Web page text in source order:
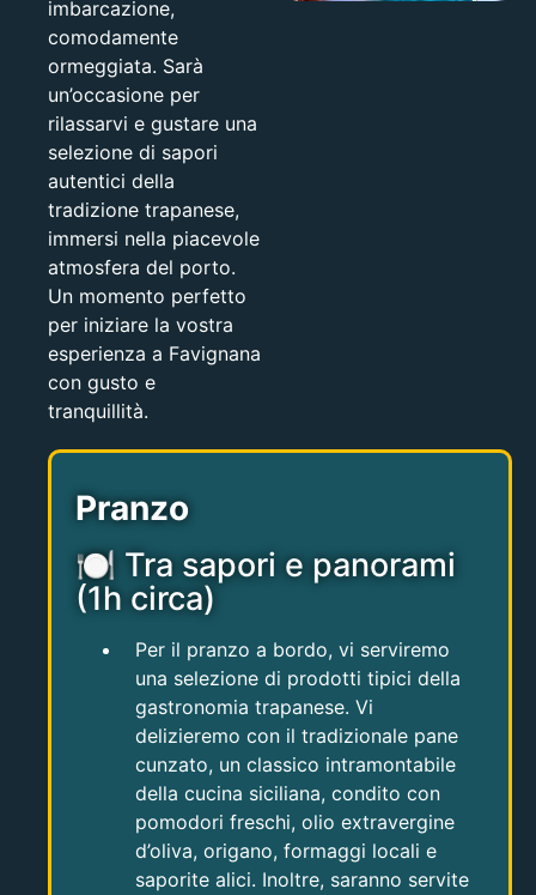
imbarcazione,
comodamente
ormeggiata. Sarà
un’occasione per
rilassarvi e gustare una
selezione di sapori
autentici della
tradizione trapanese,
immersi nella piacevole
atmosfera del porto.
Un momento perfetto
per iniziare la vostra
esperienza a Favignana
con gusto e
tranquillità.
Pranzo
🍽 Tra sapori e panorami
(1h circa)
Per il pranzo a bordo, vi serviremo
una selezione di prodotti tipici della
gastronomia trapanese. Vi
delizieremo con il tradizionale pane
cunzato, un classico intramontabile
della cucina siciliana, condito con
pomodori freschi, olio extravergine
d’oliva, origano, formaggi locali e
saporite alici. Inoltre, saranno servite